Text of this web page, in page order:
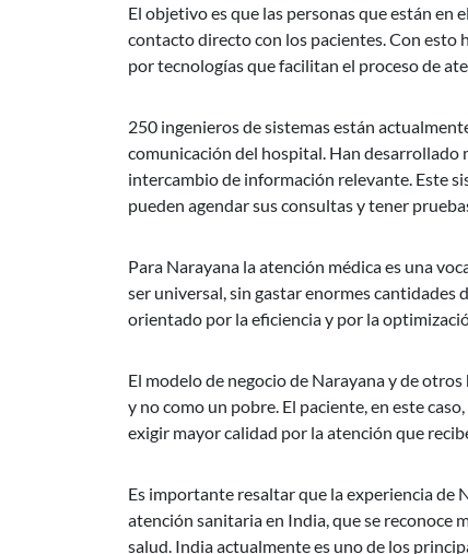
El objetivo es que las personas que están en
contacto directo con los pacientes. Con esto
por tecnologías que facilitan el proceso de
250 ingenieros de sistemas están
comunicación del hospital. Han desarrollado
intercambio de información relevante. Este
pueden agendar sus consultas y tener
Para Narayana la atención médica es una
ser universal, sin gastar enormes
orientado por la eficiencia y por la
El modelo de negocio de Narayana y de
y no como un pobre. El paciente, en este
exigir mayor calidad por la atención que
Es importante resaltar que la experiencia de
atención sanitaria en India, que se reconoce
salud. India actualmente es uno de los